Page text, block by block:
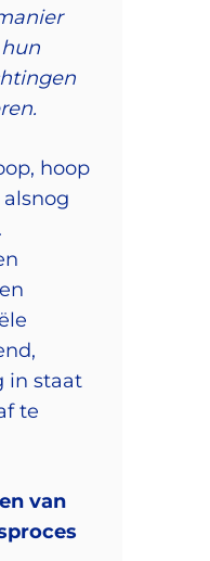
hoop
in staat
te
van